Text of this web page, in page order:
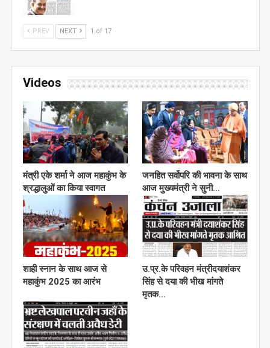
PREV NEXT 1 of 17
Videos
मंत्री एके शर्मा ने आज महाकुंभ के
श्रद्धालुओं का किया स्वागत
जनहित सर्वोपरि की भावना के साथ
आज मुख्यमंत्री ने सुनी…
शाही स्नान के साथ आज से
महाकुंभ 2025 का आरंभ
उ.प्र.के परिवहन मंत्रीदयाशंकर
सिंह से दया की भीख मांगते
मृतक…